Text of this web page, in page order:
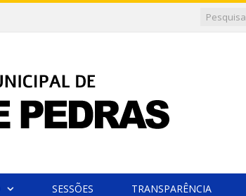
SESSÕES TRANSPARÊNCIA